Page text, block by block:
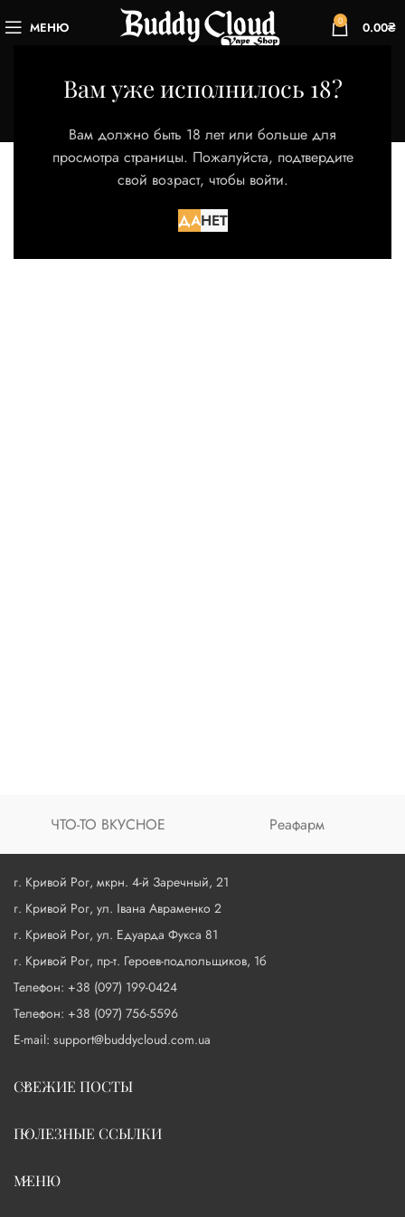
Вам уже исполнилось 18?
Вам должно быть 18 лет или больше для
просмотра страницы. Пожалуйста, подтвердите
свой возраст, чтобы войти.
ДАНЕТ
МЕНЮ 0 0.00₴
Haze
Категории
Товар Бренд Haze
Товаров, соответствующих вашему запросу, не
ЧТО-ТО ВКУСНОЕ Реафарм
г. Кривой Рог, мкрн. 4-й Заречный, 21
г. Кривой Рог, ул. Івана Авраменко 2
г. Кривой Рог, ул. Едуарда Фукса 81
г. Кривой Рог, пр-т. Героев-подпольщиков, 1б
Телефон: +38 (097) 199-0424
Телефон: +38 (097) 756-5596
E-mail: support@buddycloud.com.ua
СВЕЖИЕ ПОСТЫ
ПОЛЕЗНЫЕ ССЫЛКИ
МЕНЮ